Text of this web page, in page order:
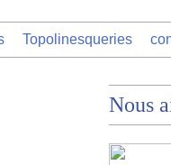
Topolinesqueries
Nous